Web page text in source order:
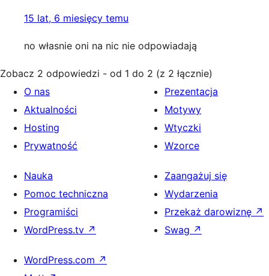
15 lat, 6 miesięcy temu
no własnie oni na nic nie odpowiadają
Zobacz 2 odpowiedzi - od 1 do 2 (z 2 łącznie)
O nas
Aktualności
Hosting
Prywatność
Prezentacja
Motywy
Wtyczki
Wzorce
Nauka
Pomoc techniczna
Programiści
WordPress.tv ↗
Zaangażuj się
Wydarzenia
Przekaż darowiznę ↗
Swag ↗
WordPress.com ↗